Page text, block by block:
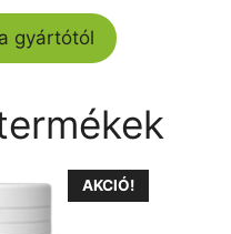
gyártótól
AKCIÓ!